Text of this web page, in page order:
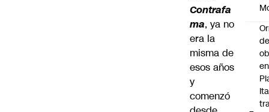
Contrafa
ma, ya no
era la
misma de
esos años
y
comenzó
en